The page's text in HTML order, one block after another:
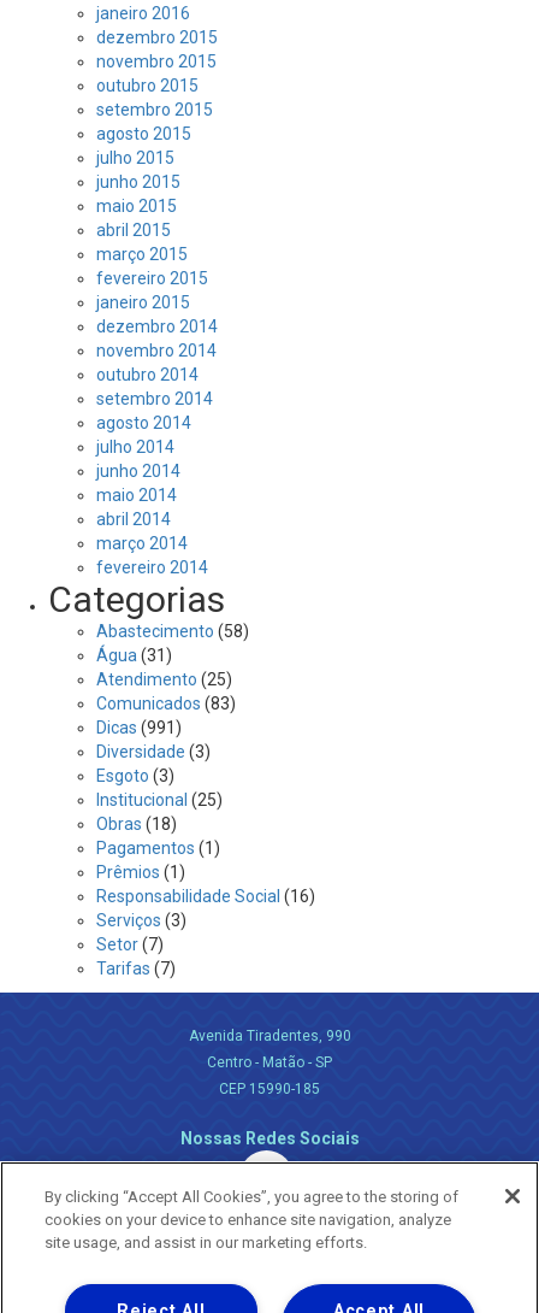
janeiro 2016
dezembro 2015
novembro 2015
outubro 2015
setembro 2015
agosto 2015
julho 2015
junho 2015
maio 2015
abril 2015
março 2015
fevereiro 2015
janeiro 2015
dezembro 2014
novembro 2014
outubro 2014
setembro 2014
agosto 2014
julho 2014
junho 2014
maio 2014
abril 2014
março 2014
fevereiro 2014
Categorias
Abastecimento (58)
Água (31)
Atendimento (25)
Comunicados (83)
Dicas (991)
Diversidade (3)
Esgoto (3)
Institucional (25)
Obras (18)
Pagamentos (1)
Prêmios (1)
Responsabilidade Social (16)
Serviços (3)
Setor(7)
Tarifas (7)
Avenida Tiradentes, 990
Centro - Matão - SP
CEP 15990-185
Nossas Redes Sociais
By clicking “Accept All Cookies”, you agree to the storing of
cookies on your device to enhance site navigation, analyze
site usage, and assist in our marketing efforts.